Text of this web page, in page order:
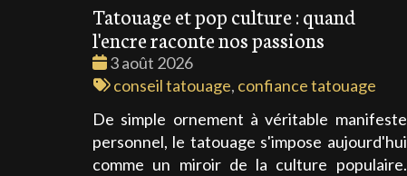
Tatouage et pop culture : quand
l'encre raconte nos passions
Date
:
3 août 2026
Tags
conseil tatouage, confiance tatouage
De simple ornement à véritable manifeste
personnel, le tatouage s'impose aujourd'hui
comme un miroir de la culture populaire.